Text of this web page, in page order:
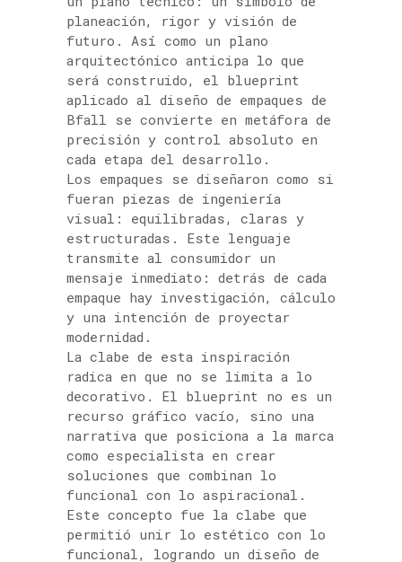
planeación, rigor y visión de
futuro. Así como un plano
arquitectónico anticipa lo que
será construido, el blueprint
aplicado al diseño de empaques de
Bfall se convierte en metáfora de
precisión y control absoluto en
cada etapa del desarrollo.
Los empaques se diseñaron como si
fueran piezas de ingeniería
visual: equilibradas, claras y
estructuradas. Este lenguaje
transmite al consumidor un
mensaje inmediato: detrás de cada
empaque hay investigación, cálculo
y una intención de proyectar
modernidad.
La clabe de esta inspiración
radica en que no se limita a lo
decorativo. El blueprint no es un
recurso gráfico vacío, sino una
narrativa que posiciona a la marca
como especialista en crear
soluciones que combinan lo
funcional con lo aspiracional.
Este concepto fue la clabe que
permitió unir lo estético con lo
funcional, logrando un diseño de